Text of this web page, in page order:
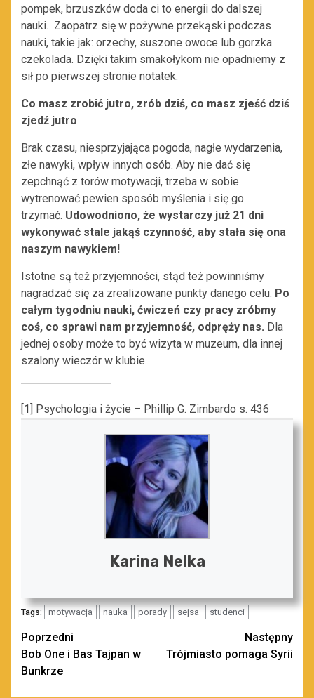
pompek, brzuszków doda ci to energii do dalszej
nauki. Zaopatrz się w pożywne przekąski podczas
nauki, takie jak: orzechy, suszone owoce lub gorzka
czekolada. Dzięki takim smakołykom nie opadniemy z
sił po pierwszej stronie notatek.
Co masz zrobić jutro, zrób dziś, co masz zjeść dziś
zjedź jutro
Brak czasu, niesprzyjająca pogoda, nagłe wydarzenia,
złe nawyki, wpływ innych osób. Aby nie dać się
zepchnąć z torów motywacji, trzeba w sobie
wytrenować pewien sposób myślenia i się go
trzymać. Udowodniono, że wystarczy już 21 dni
wykonywać stale jakąś czynność, aby stała się ona
naszym nawykiem!
Istotne są też przyjemności, stąd też powinniśmy
nagradzać się za zrealizowane punkty danego celu. Po
całym tygodniu nauki, ćwiczeń czy pracy zróbmy
coś, co sprawi nam przyjemność, odpręży nas. Dla
jednej osoby może to być wizyta w muzeum, dla innej
szalony wieczór w klubie.
[1] Psychologia i życie – Phillip G. Zimbardo s. 436
Karina Nelka
Tags: motywacja nauka porady sejsa studenci
Zobacz
wpisy
Poprzedni
Bob One i Bas Tajpan w
Bunkrze
Następny
Trójmiasto pomaga Syrii